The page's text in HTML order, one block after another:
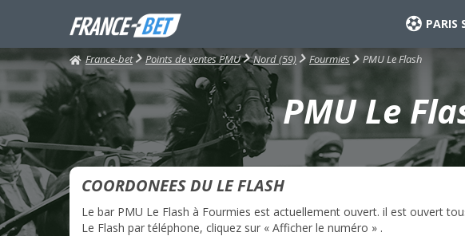
PARIS
France-bet Points de ventes PMU Nord (59) Fourmies PMU Le Flash
PMU Le
COORDONEES DU LE FLASH
Le bar PMU Le Flash à Fourmies est actuellement ouvert. il est ouvert
Le Flash par téléphone, cliquez sur « Afficher le numéro » .